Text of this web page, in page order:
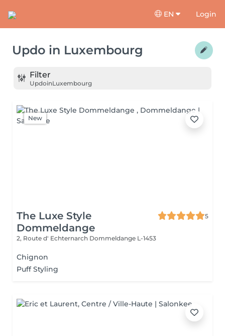
EN Login
Updo in Luxembourg
Filter
UpdoinLuxembourg
New
The Luxe Style
Dommeldange
5
2, Route d' Echternarch Dommeldange L-1453
Chignon
Puff Styling